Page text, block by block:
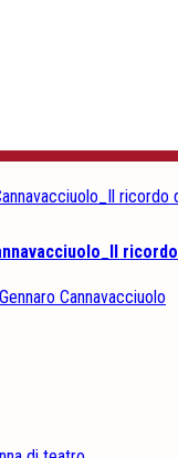
Gennaro Cannavacciuolo